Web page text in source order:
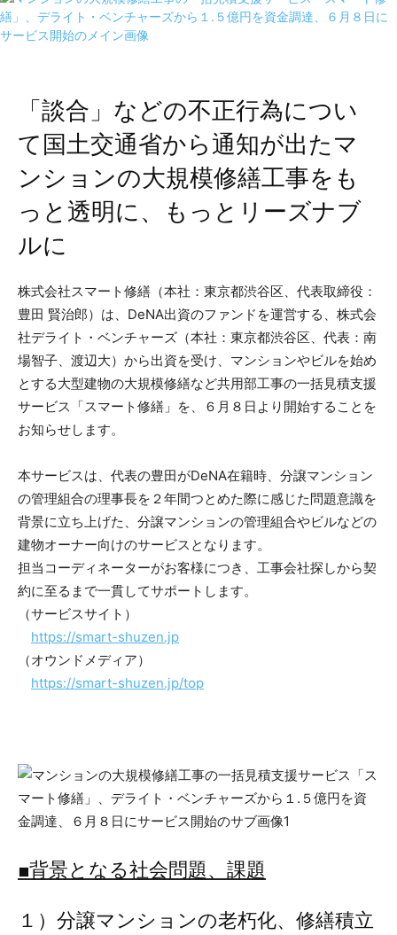
「談合」などの不正行為につい
て国土交通省から通知が出たマ
ンションの大規模修繕工事をも
っと透明に、もっとリーズナブ
ルに
株式会社スマート修繕（本社：東京都渋谷区、代表取締役：
豊田 賢治郎）は、DeNA出資のファンドを運営する、株式会
社デライト・ベンチャーズ（本社：東京都渋谷区、代表：南
場智子、渡辺大）から出資を受け、マンションやビルを始め
とする大型建物の大規模修繕など共用部工事の一括見積支援
サービス「スマート修繕」を、６月８日より開始することを
お知らせします。
本サービスは、代表の豊田がDeNA在籍時、分譲マンション
の管理組合の理事長を２年間つとめた際に感じた問題意識を
背景に立ち上げた、分譲マンションの管理組合やビルなどの
建物オーナー向けのサービスとなります。
担当コーディネーターがお客様につき、工事会社探しから契
約に至るまで一貫してサポートします。
（サービスサイト）
https://smart-shuzen.jp
（オウンドメディア）
https://smart-shuzen.jp/top
■背景となる社会問題、課題
１）分譲マンションの老朽化、修繕積立